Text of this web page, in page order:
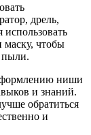
дрель,
маску, чтобы
пыли.
ниши
и знаний.
обратиться
и